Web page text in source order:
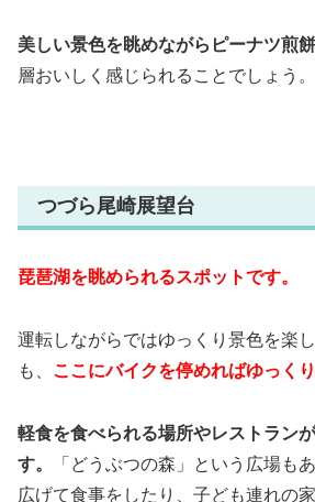
美しい景色を眺めながらピーナツ煎
層おいしく感じられることでしょう。
つづら尾崎展望台
琵琶湖を眺められるスポットです。
運転しながらではゆっくり景色を楽
も、 ここにバイクを停めればゆっく
軽食を食べられる場所やレストラン
す。
「どうぶつの森」という広場も
広げて食事をしたり、子ども連れの